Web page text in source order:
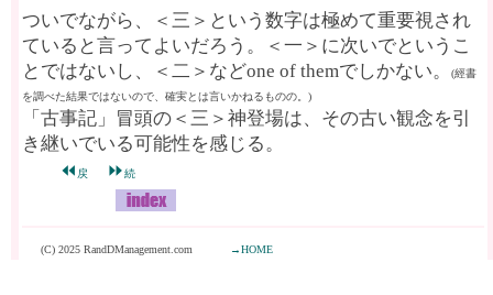
ついでながら、＜三＞という数字は極めて重要視され
ていると言ってよいだろう。＜一＞に次いでというこ
とではないし、＜二＞などone of themでしかない。
(經書
を調べた結果ではないので、確実とは言いかねるものの。)
「古事記」冒頭の＜三＞神登場は、その古い観念を引
き継いでいる可能性を感じる。
⏪ 戻 ⏩続
(C) 2025 RandDManagement.com →HOME